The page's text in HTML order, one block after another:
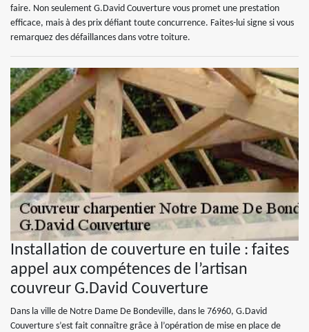
faire. Non seulement G.David Couverture vous promet une prestation
efficace, mais à des prix défiant toute concurrence. Faites-lui signe si vous
remarquez des défaillances dans votre toiture.
Installation de couverture en tuile : faites
appel aux compétences de l’artisan
couvreur G.David Couverture
Dans la ville de Notre Dame De Bondeville, dans le 76960, G.David
Couverture s’est fait connaître grâce à l’opération de mise en place de